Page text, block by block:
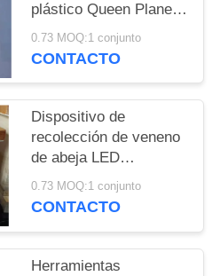
plástico Queen Plane
División de tablero
Queen Bee aislamiento
0.73 MOQ:1 conjunto
CONTACTO
Dispositivo de
recolección de veneno
de abeja LED
inteligente
Herramientas apícolas
0.73 MOQ:1 conjunto
CONTACTO
Herramientas